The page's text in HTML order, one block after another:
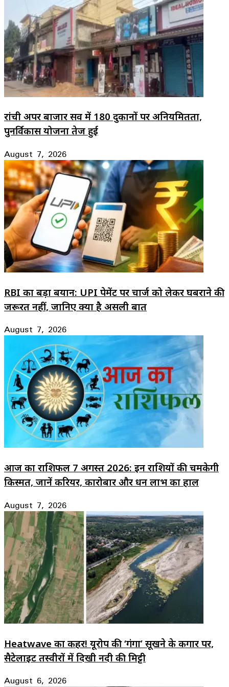
रांची अपर बाजार सर्वे में 180 दुकानों पर अनियमितता,
पुनर्विकास योजना तेज हुई
August 7, 2026
RBI का बड़ा बयान: UPI पेमेंट पर चार्ज को लेकर घबराने की
जरूरत नहीं, जानिए क्या है असली बात
August 7, 2026
आज का राशिफल 7 अगस्त 2026: इन राशियों की चमकेगी
किस्मत, जानें करियर, कारोबार और धन लाभ का हाल
August 7, 2026
Heatwave का कहर! यूरोप की ‘गंगा’ सूखने के कगार पर,
सैटेलाइट तस्वीरों में दिखी नदी की मिट्टी
August 6, 2026